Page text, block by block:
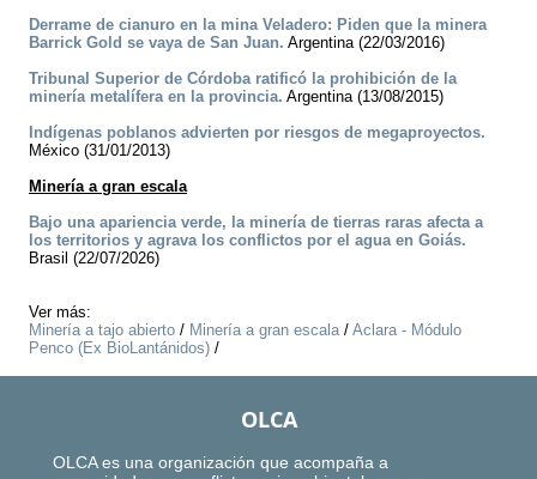
Derrame de cianuro en la mina Veladero: Piden que la minera
Barrick Gold se vaya de San Juan. Argentina (22/03/2016)
Tribunal Superior de Córdoba ratificó la prohibición de la
minería metalífera en la provincia. Argentina (13/08/2015)
Indígenas poblanos advierten por riesgos de megaproyectos.
México (31/01/2013)
Minería a gran escala
Bajo una apariencia verde, la minería de tierras raras afecta a
los territorios y agrava los conflictos por el agua en Goiás.
Brasil (22/07/2026)
Ver más:
Minería a tajo abierto / Minería a gran escala/ Aclara - Módulo
Penco (Ex BioLantánidos) /
OLCA
OLCA es una organización que acompaña a